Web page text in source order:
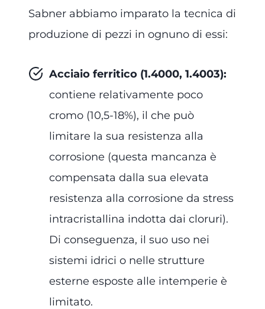
Sabner abbiamo imparato la tecnica di
produzione di pezzi in ognuno di essi:
Acciaio ferritico (1.4000, 1.4003):
contiene relativamente poco
cromo (10,5-18%), il che può
limitare la sua resistenza alla
corrosione (questa mancanza è
compensata dalla sua elevata
resistenza alla corrosione da stress
intracristallina indotta dai cloruri).
Di conseguenza, il suo uso nei
sistemi idrici o nelle strutture
esterne esposte alle intemperie è
limitato.